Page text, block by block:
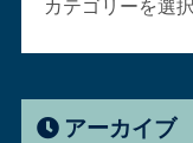
アーカイブ